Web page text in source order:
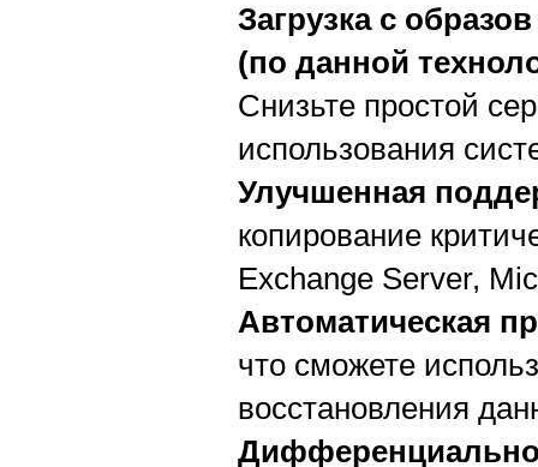
Загрузка с
(по данной
Снизьте простой
использования
Улучшенная
копирование
Exchange Server,
Автоматическая
что сможете
восстановления